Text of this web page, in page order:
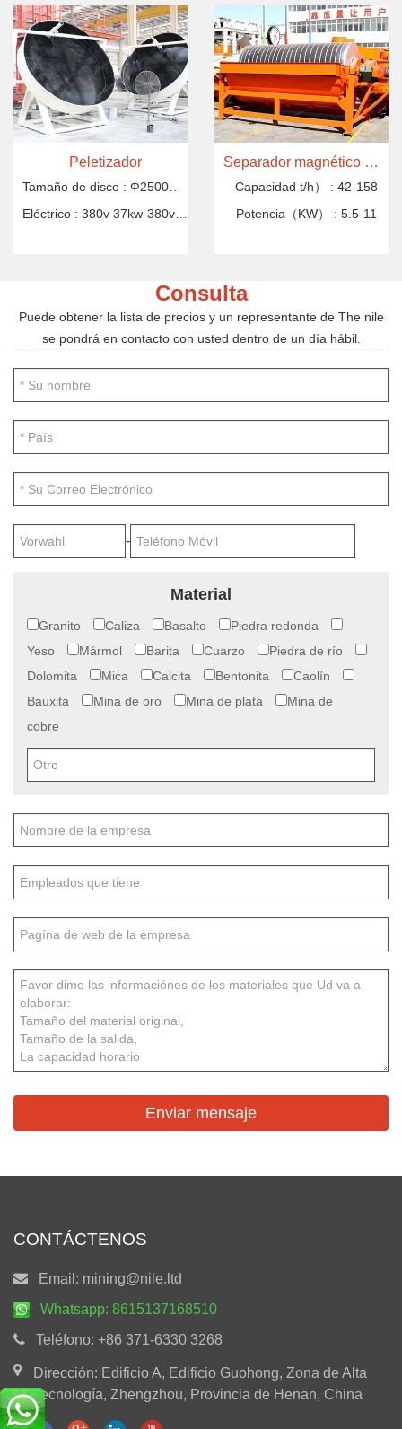
Peletizador
Tamaño de disco : Ф2500mm-3600mm
Eléctrico : 380v 37kw-380v 55kw
Separador magnético mojado
Capacidad t/h） : 42-158
Potencia（KW） : 5.5-11
Consulta
Puede obtener la lista de precios y un representante de The nile
se pondrá en contacto con usted dentro de un día hábil.
-
Material
Granito Caliza Basalto
Piedra redonda
Yeso
Mármol Barita Cuarzo
Piedra de río
Dolomita
Mica Calcita Bentonita
Caolín
Bauxita
Mina de oro Mina de plata
Mina de
cobre
CONTÁCTENOS
Email: mining@nile.ltd
Whatsapp: 8615137168510
Teléfono: +86 371-6330 3268
Dirección: Edificio A, Edificio Guohong, Zona de Alta
Tecnología, Zhengzhou, Provincia de Henan, China